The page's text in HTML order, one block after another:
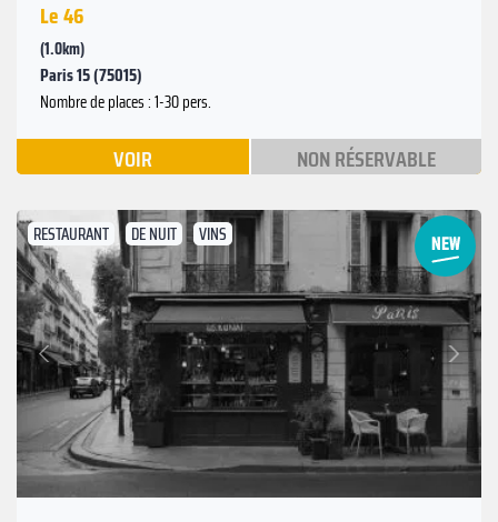
Le 46
(1.0km)
Paris 15 (75015)
Nombre de places : 1-30 pers.
VOIR NON RÉSERVABLE
RESTAURANT DE NUIT VINS
Précédent
Suivant